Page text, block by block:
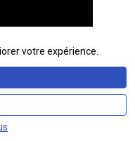
votre expérience.